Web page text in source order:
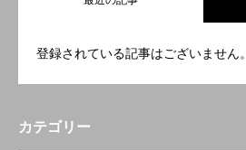
登録されている記事はございません。
カテゴリー